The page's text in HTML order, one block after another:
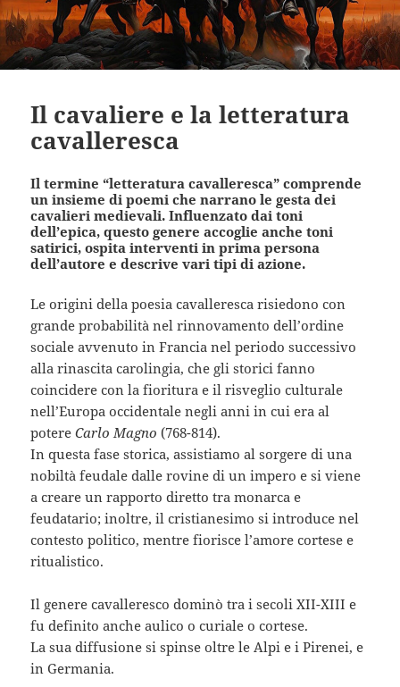
Il cavaliere e la letteratura
cavalleresca
Il termine “letteratura cavalleresca” comprende
un insieme di poemi che narrano le gesta dei
cavalieri medievali. Influenzato dai toni
dell’epica, questo genere accoglie anche toni
satirici, ospita interventi in prima persona
dell’autore e descrive vari tipi di azione.
Le origini della poesia cavalleresca risiedono con
grande probabilità nel rinnovamento dell’ordine
sociale avvenuto in Francia nel periodo successivo
alla rinascita carolingia, che gli storici fanno
coincidere con la fioritura e il risveglio culturale
nell’Europa occidentale negli anni in cui era al
potereCarlo Magno (768-814).
In questa fase storica, assistiamo al sorgere di una
nobiltà feudale dalle rovine di un impero e si viene
a creare un rapporto diretto tra monarca e
feudatario; inoltre, il cristianesimo si introduce nel
contesto politico, mentre fiorisce l’amore cortese e
ritualistico.
Il genere cavalleresco dominò tra i secoli XII-XIII e
fu definito anche aulico o curiale o cortese.
La sua diffusione si spinse oltre le Alpi e i Pirenei, e
in Germania.